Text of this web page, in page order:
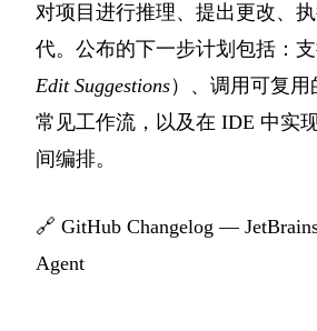
对项目进行推理、提出更改、
代。公布的下一步计划包括：支
Edit Suggestions）、调用可复
常见工作流，以及在 IDE 中实
间编排。
🔗 GitHub Changelog —
Agent